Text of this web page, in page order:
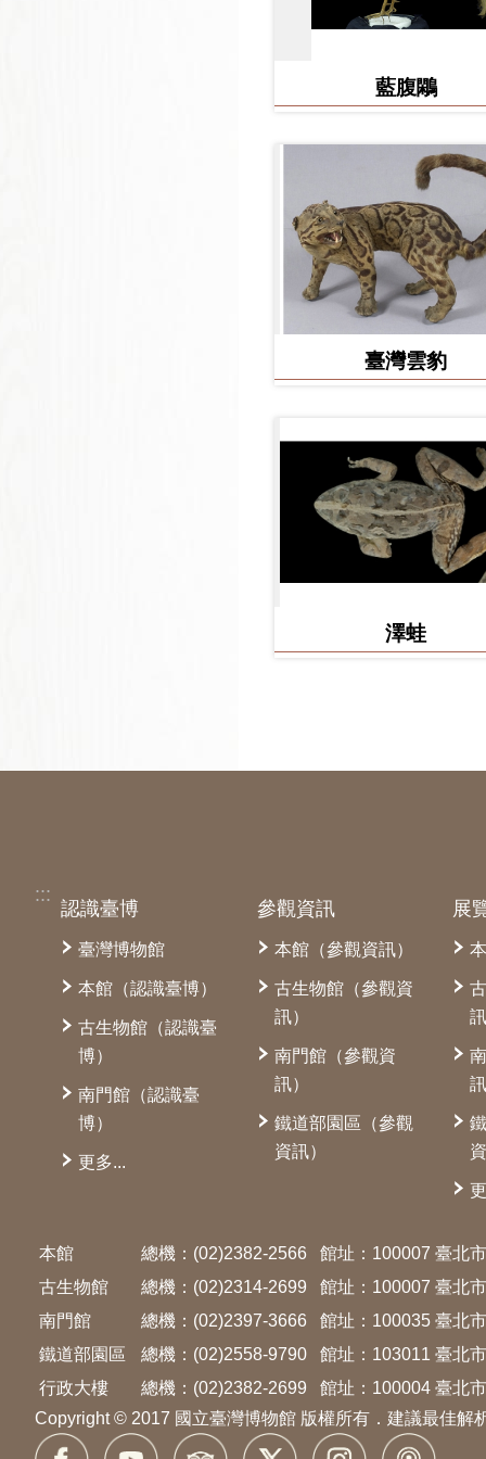
藍腹鷴
臺灣雲豹
澤蛙
:::
認識臺博
臺灣博物館
本館（認識臺博）
古生物館（認識臺
博）
南門館（認識臺
博）
更多...
參觀資訊
本館（參觀資訊）
古生物館（參觀資
訊）
南門館（參觀資
訊）
鐵道部園區（參觀
資訊）
展
本館 總機：(02)2382-2566
館址：100007 臺北
古生物館
總機：(02)2314-2699
館址：100007 臺北
南門館
總機：(02)2397-3666
館址：100035 臺北
鐵道部園區
總機：(02)2558-9790
館址：103011 臺北
行政大樓
總機：(02)2382-2699
館址：100004 臺北
Copyright © 2017 國立臺灣博物館 版權所有．建議最佳解